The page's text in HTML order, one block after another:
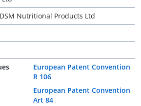
DSM Nutritional Products Ltd
European Patent Convention
R 106
European Patent Convention
Art 84